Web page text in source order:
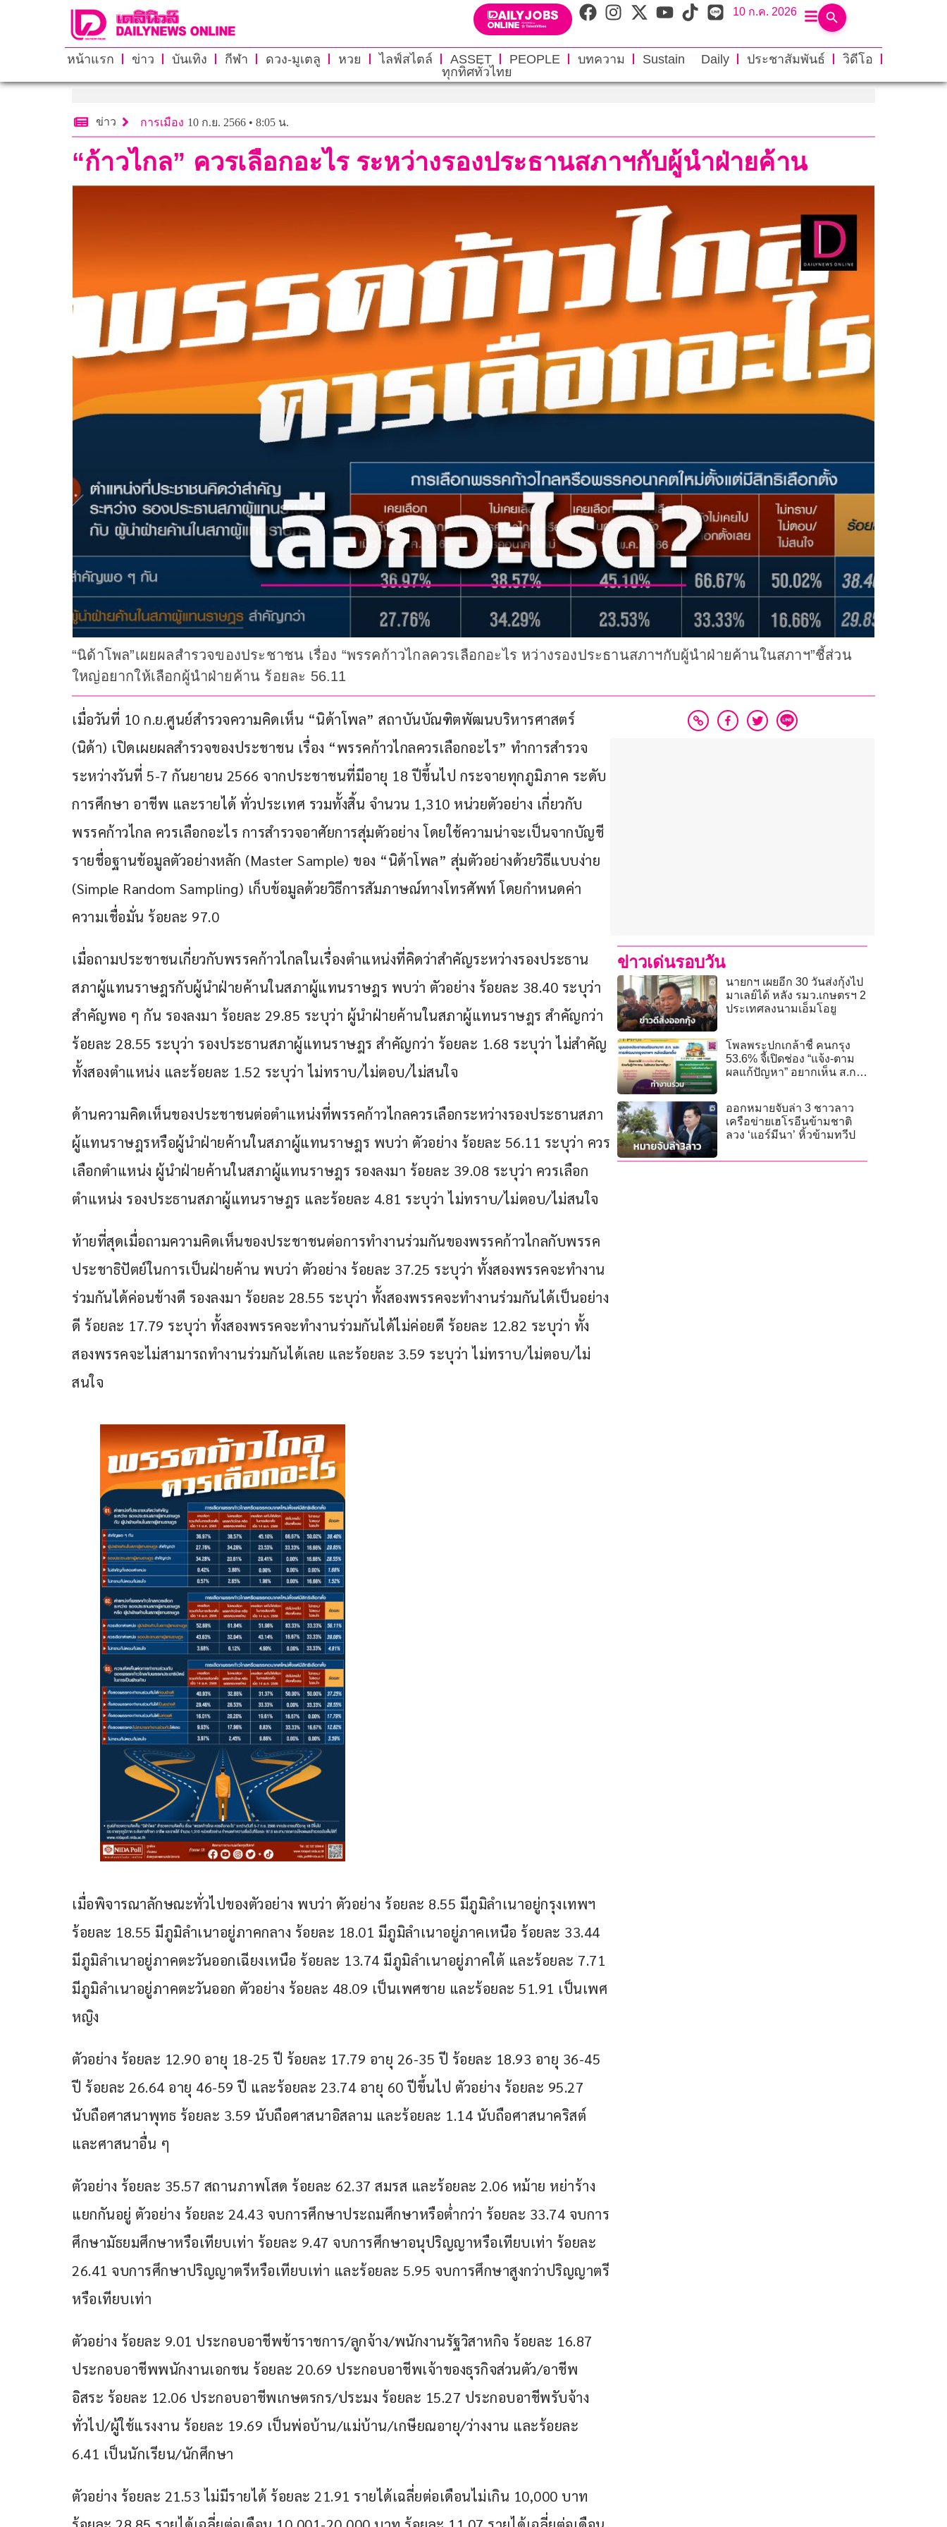
10 ก.ค. 2026
หน้าแรก ข่าว บันเทิง กีฬา ดวง-มูเตลู หวย ไลฟ์สไตล์ ASSET PEOPLE บทความ Sustain Daily ประชาสัมพันธ์
วิดีโอ
ทุกทิศทั่วไทย
ข่าว การเมือง 10 ก.ย. 2566 • 8:05 น.
“ก้าวไกล” ควรเลือกอะไร ระหว่างรองประธานสภาฯกับผู้นำฝ่ายค้าน
“นิด้าโพล”เผยผลสำรวจของประชาชน เรื่อง “พรรคก้าวไกลควรเลือกอะไร หว่างรองประธานสภาฯกับผู้นำฝ่ายค้านในสภาฯ”ชี้ส่วน
ใหญ่อยากให้เลือกผู้นำฝ่ายค้าน ร้อยละ 56.11
เมื่อวันที่ 10 ก.ย.ศูนย์สำรวจความคิดเห็น “นิด้าโพล” สถาบันบัณฑิตพัฒนบริหารศาสตร์
(นิด้า) เปิดเผยผลสำรวจของประชาชน เรื่อง “พรรคก้าวไกลควรเลือกอะไร” ทำการสำรวจ
ระหว่างวันที่ 5-7 กันยายน 2566 จากประชาชนที่มีอายุ 18 ปีขึ้นไป กระจายทุกภูมิภาค ระดับ
การศึกษา อาชีพ และรายได้ ทั่วประเทศ รวมทั้งสิ้น จำนวน 1,310 หน่วยตัวอย่าง เกี่ยวกับ
พรรคก้าวไกล ควรเลือกอะไร การสำรวจอาศัยการสุ่มตัวอย่าง โดยใช้ความน่าจะเป็นจากบัญชี
รายชื่อฐานข้อมูลตัวอย่างหลัก (Master Sample) ของ “นิด้าโพล” สุ่มตัวอย่างด้วยวิธีแบบง่าย
(Simple Random Sampling) เก็บข้อมูลด้วยวิธีการสัมภาษณ์ทางโทรศัพท์ โดยกำหนดค่า
ความเชื่อมั่น ร้อยละ 97.0
เมื่อถามประชาชนเกี่ยวกับพรรคก้าวไกลในเรื่องตำแหน่งที่คิดว่าสำคัญระหว่างรองประธาน
สภาผู้แทนราษฎรกับผู้นำฝ่ายค้านในสภาผู้แทนราษฎร พบว่า ตัวอย่าง ร้อยละ 38.40 ระบุว่า
สำคัญพอ ๆ กัน รองลงมา ร้อยละ 29.85 ระบุว่า ผู้นำฝ่ายค้านในสภาผู้แทนราษฎร สำคัญกว่า
ร้อยละ 28.55 ระบุว่า รองประธานสภาผู้แทนราษฎร สำคัญกว่า ร้อยละ 1.68 ระบุว่า ไม่สำคัญ
ทั้งสองตำแหน่ง และร้อยละ 1.52 ระบุว่า ไม่ทราบ/ไม่ตอบ/ไม่สนใจ
ด้านความคิดเห็นของประชาชนต่อตำแหน่งที่พรรคก้าวไกลควรเลือกระหว่างรองประธานสภา
ผู้แทนราษฎรหรือผู้นำฝ่ายค้านในสภาผู้แทนราษฎร พบว่า ตัวอย่าง ร้อยละ 56.11 ระบุว่า ควร
เลือกตำแหน่ง ผู้นำฝ่ายค้านในสภาผู้แทนราษฎร รองลงมา ร้อยละ 39.08 ระบุว่า ควรเลือก
ตำแหน่ง รองประธานสภาผู้แทนราษฎร และร้อยละ 4.81 ระบุว่า ไม่ทราบ/ไม่ตอบ/ไม่สนใจ
ท้ายที่สุดเมื่อถามความคิดเห็นของประชาชนต่อการทำงานร่วมกันของพรรคก้าวไกลกับพรรค
ประชาธิปัตย์ในการเป็นฝ่ายค้าน พบว่า ตัวอย่าง ร้อยละ 37.25 ระบุว่า ทั้งสองพรรคจะทำงาน
ร่วมกันได้ค่อนข้างดี รองลงมา ร้อยละ 28.55 ระบุว่า ทั้งสองพรรคจะทำงานร่วมกันได้เป็นอย่าง
ดี ร้อยละ 17.79 ระบุว่า ทั้งสองพรรคจะทำงานร่วมกันได้ไม่ค่อยดี ร้อยละ 12.82 ระบุว่า ทั้ง
สองพรรคจะไม่สามารถทำงานร่วมกันได้เลย และร้อยละ 3.59 ระบุว่า ไม่ทราบ/ไม่ตอบ/ไม่
สนใจ
เมื่อพิจารณาลักษณะทั่วไปของตัวอย่าง พบว่า ตัวอย่าง ร้อยละ 8.55 มีภูมิลำเนาอยู่กรุงเทพฯ
ร้อยละ 18.55 มีภูมิลำเนาอยู่ภาคกลาง ร้อยละ 18.01 มีภูมิลำเนาอยู่ภาคเหนือ ร้อยละ 33.44
มีภูมิลำเนาอยู่ภาคตะวันออกเฉียงเหนือ ร้อยละ 13.74 มีภูมิลำเนาอยู่ภาคใต้ และร้อยละ 7.71
มีภูมิลำเนาอยู่ภาคตะวันออก ตัวอย่าง ร้อยละ 48.09 เป็นเพศชาย และร้อยละ 51.91 เป็นเพศ
หญิง
ตัวอย่าง ร้อยละ 12.90 อายุ 18-25 ปี ร้อยละ 17.79 อายุ 26-35 ปี ร้อยละ 18.93 อายุ 36-45
ปี ร้อยละ 26.64 อายุ 46-59 ปี และร้อยละ 23.74 อายุ 60 ปีขึ้นไป ตัวอย่าง ร้อยละ 95.27
นับถือศาสนาพุทธ ร้อยละ 3.59 นับถือศาสนาอิสลาม และร้อยละ 1.14 นับถือศาสนาคริสต์
และศาสนาอื่น ๆ
ตัวอย่าง ร้อยละ 35.57 สถานภาพโสด ร้อยละ 62.37 สมรส และร้อยละ 2.06 หม้าย หย่าร้าง
แยกกันอยู่ ตัวอย่าง ร้อยละ 24.43 จบการศึกษาประถมศึกษาหรือต่ำกว่า ร้อยละ 33.74 จบการ
ศึกษามัธยมศึกษาหรือเทียบเท่า ร้อยละ 9.47 จบการศึกษาอนุปริญญาหรือเทียบเท่า ร้อยละ
26.41 จบการศึกษาปริญญาตรีหรือเทียบเท่า และร้อยละ 5.95 จบการศึกษาสูงกว่าปริญญาตรี
หรือเทียบเท่า
ตัวอย่าง ร้อยละ 9.01 ประกอบอาชีพข้าราชการ/ลูกจ้าง/พนักงานรัฐวิสาหกิจ ร้อยละ 16.87
ประกอบอาชีพพนักงานเอกชน ร้อยละ 20.69 ประกอบอาชีพเจ้าของธุรกิจส่วนตัว/อาชีพ
อิสระ ร้อยละ 12.06 ประกอบอาชีพเกษตรกร/ประมง ร้อยละ 15.27 ประกอบอาชีพรับจ้าง
ทั่วไป/ผู้ใช้แรงงาน ร้อยละ 19.69 เป็นพ่อบ้าน/แม่บ้าน/เกษียณอายุ/ว่างงาน และร้อยละ
6.41 เป็นนักเรียน/นักศึกษา
ตัวอย่าง ร้อยละ 21.53 ไม่มีรายได้ ร้อยละ 21.91 รายได้เฉลี่ยต่อเดือนไม่เกิน 10,000 บาท
ข่าวเด่นรอบวัน
นายกฯ เผยอีก 30 วันส่งกุ้งไป
มาเลย์ได้ หลัง รมว.เกษตรฯ 2
ประเทศลงนามเอ็มโอยู
โพลพระปกเกล้าชี้ คนกรุง
53.6% จี้เปิดช่อง “แจ้ง-ตาม
ผลแก้ปัญหา” อยากเห็น ส.ก.
ออกหมายจับล่า 3 ชาวลาว
เครือข่ายเฮโรอีนข้ามชาติ
ลวง ‘แอร์มีนา’ หิ้วข้ามทวีป